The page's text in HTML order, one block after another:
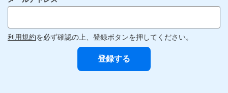
利用規約を必ず確認の上、登録ボタンを押してください。